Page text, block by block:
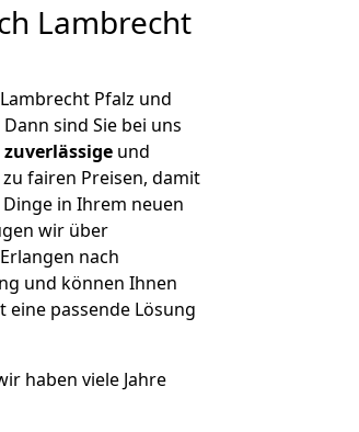
Lambrecht
Pfalz und
Dann sind Sie bei uns
zuverlässige und
zu fairen Preisen, damit
in Ihrem neuen
wir über
nach
und können Ihnen
passende Lösung
haben viele Jahre